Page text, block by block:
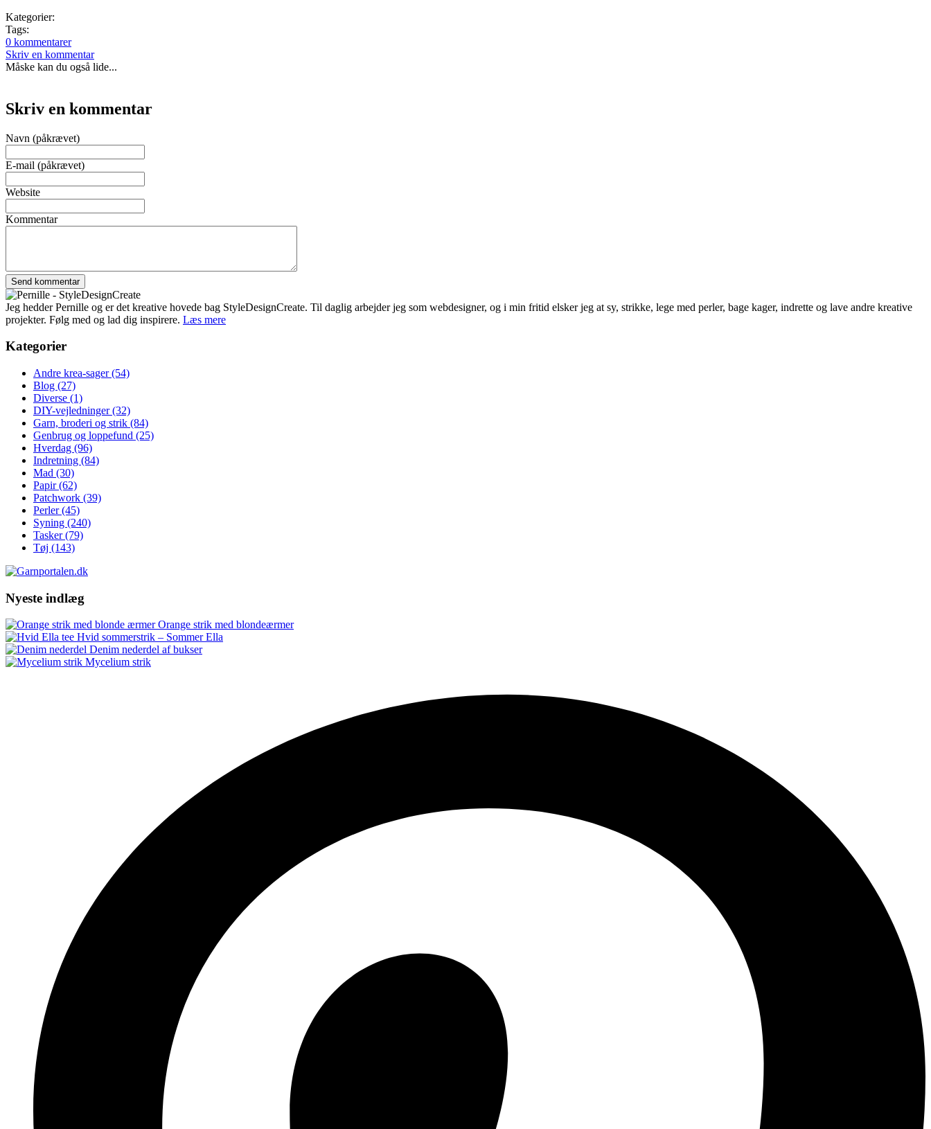
Kategorier:
Tags:
0 kommentarer
Skriv en kommentar
Måske kan du også lide...
Skriv en kommentar
Navn (påkrævet)
E-mail (påkrævet)
Website
Kommentar
Jeg hedder Pernille og er det kreative hovede bag StyleDesignCreate. Til daglig arbejder jeg som webdesigner, og i min fritid elsker jeg at sy, strikke, lege med perler, bage kager, indrette og lave andre kreative
projekter. Følg med og lad dig inspirere. Læs mere
Kategorier
Andre krea-sager(54)
Blog (27)
Diverse (1)
DIY-vejledninger(32)
Garn, broderi og strik (84)
Genbrug og loppefund (25)
Hverdag (96)
Indretning (84)
Mad (30)
Papir(62)
Patchwork (39)
Perler(45)
Syning (240)
Tasker(79)
Tøj (143)
Nyeste indlæg
Orange strik med blondeærmer
Hvid sommerstrik – Sommer Ella
Denim nederdel af bukser
Mycelium strik